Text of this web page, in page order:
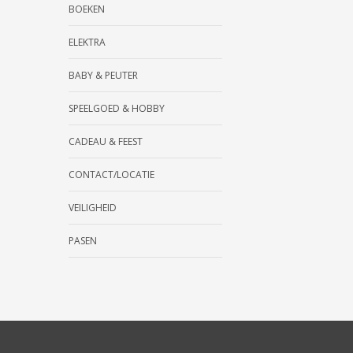
BOEKEN
ELEKTRA
BABY & PEUTER
SPEELGOED & HOBBY
CADEAU & FEEST
CONTACT/LOCATIE
VEILIGHEID
PASEN